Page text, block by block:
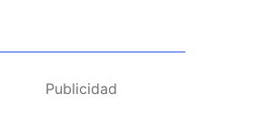
Publicidad